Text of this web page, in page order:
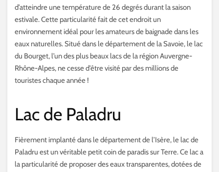
d’atteindre une température de 26 degrés durant la saison
estivale. Cette particularité fait de cet endroit un
environnement idéal pour les amateurs de baignade dans les
eaux naturelles. Situé dans le département de la Savoie, le lac
du Bourget, l’un des plus beaux lacs de la région Auvergne-
Rhône-Alpes, ne cesse d’être visité par des millions de
touristes chaque année !
Lac de Paladru
Fièrement implanté dans le département de l’Isère, le lac de
Paladru est un véritable petit coin de paradis sur Terre. Ce lac a
la particularité de proposer des eaux transparentes, dotées de